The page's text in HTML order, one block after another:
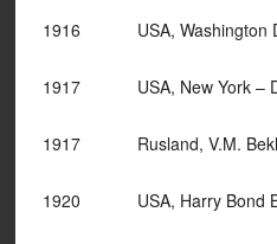
1916 USA, Washington
1917 USA, New York –
1917 Rusland, V.M.
1920 USA, Harry Bond